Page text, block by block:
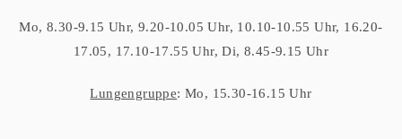
Mo, 8.30-9.15 Uhr, 9.20-10.05 Uhr, 10.10-10.55 Uhr, 16.20-
17.05, 17.10-17.55 Uhr, Di, 8.45-9.15 Uhr
Lungengruppe: Mo, 15.30-16.15 Uhr